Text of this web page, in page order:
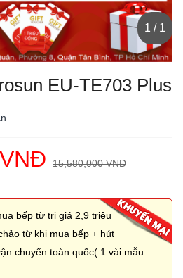
1 / 1
EU-TE703 Plus
15,580,000 VNĐ
bếp từ trị giá 2,̣9 triệu
từ khi mua bếp + hút
chuyển toàn quốc( 1 vài mẫu